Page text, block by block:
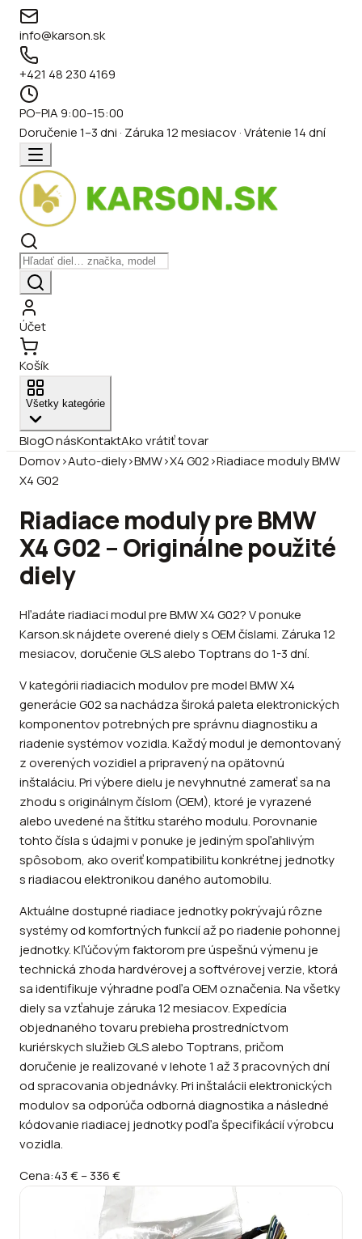
info@karson.sk
+421 48 230 4169
PO–PIA 9:00–15:00
Doručenie 1–3 dni · Záruka 12 mesiacov · Vrátenie 14 dní
Účet
Košík
Všetky kategórie
BlogO násKontaktAko vrátiť tovar
Domov›Auto-diely›BMW›X4 G02›Riadiace moduly BMW
X4 G02
Riadiace moduly pre BMW
X4 G02 – Originálne použité
diely
Hľadáte riadiaci modul pre BMW X4 G02? V ponuke
Karson.sk nájdete overené diely s OEM číslami. Záruka 12
mesiacov, doručenie GLS alebo Toptrans do 1-3 dní.
V kategórii riadiacich modulov pre model BMW X4
generácie G02 sa nachádza široká paleta elektronických
komponentov potrebných pre správnu diagnostiku a
riadenie systémov vozidla. Každý modul je demontovaný
z overených vozidiel a pripravený na opätovnú
inštaláciu. Pri výbere dielu je nevyhnutné zamerať sa na
zhodu s originálnym číslom (OEM), ktoré je vyrazené
alebo uvedené na štítku starého modulu. Porovnanie
tohto čísla s údajmi v ponuke je jediným spoľahlivým
spôsobom, ako overiť kompatibilitu konkrétnej jednotky
s riadiacou elektronikou daného automobilu.
Aktuálne dostupné riadiace jednotky pokrývajú rôzne
systémy od komfortných funkcií až po riadenie pohonnej
jednotky. Kľúčovým faktorom pre úspešnú výmenu je
technická zhoda hardvérovej a softvérovej verzie, ktorá
sa identifikuje výhradne podľa OEM označenia. Na všetky
diely sa vzťahuje záruka 12 mesiacov. Expedícia
objednaného tovaru prebieha prostredníctvom
kuriérskych služieb GLS alebo Toptrans, pričom
doručenie je realizované v lehote 1 až 3 pracovných dní
od spracovania objednávky. Pri inštalácii elektronických
modulov sa odporúča odborná diagnostika a následné
kódovanie riadiacej jednotky podľa špecifikácií výrobcu
vozidla.
Cena:43 €–336 €